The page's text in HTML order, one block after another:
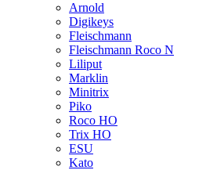
Arnold
Digikeys
Fleischmann
Fleischmann Roco N
Liliput
Marklin
Minitrix
Piko
Roco HO
Trix HO
ESU
Kato